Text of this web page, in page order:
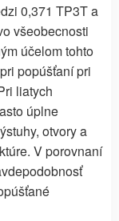
0,371 TP3T a
všeobecnosti
účelom tohto
popúšťaní pri
liatych
úplne
otvory a
V porovnaní